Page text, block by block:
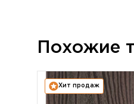
Похожие
Хит продаж